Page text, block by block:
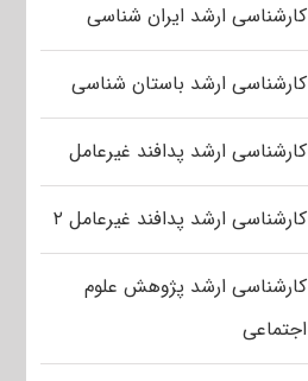
کارشناسی ارشد ایران شناسی
کارشناسی ارشد باستان شناسی
کارشناسی ارشد پدافند غیرعامل
کارشناسی ارشد پدافند غیرعامل ۲
کارشناسی ارشد پژوهش علوم
اجتماعی